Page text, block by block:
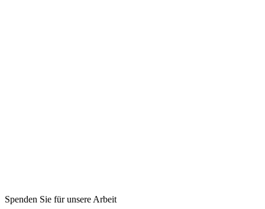
Spenden Sie für unsere Arbeit